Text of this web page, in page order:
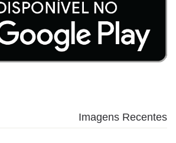
Imagens Recentes